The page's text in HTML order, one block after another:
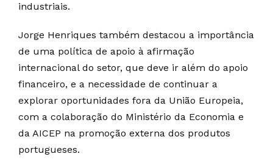
industriais.
Jorge Henriques também destacou a importância
de uma política de apoio à afirmação
internacional do setor, que deve ir além do apoio
financeiro, e a necessidade de continuar a
explorar oportunidades fora da União Europeia,
com a colaboração do Ministério da Economia e
da AICEP na promoção externa dos produtos
portugueses.